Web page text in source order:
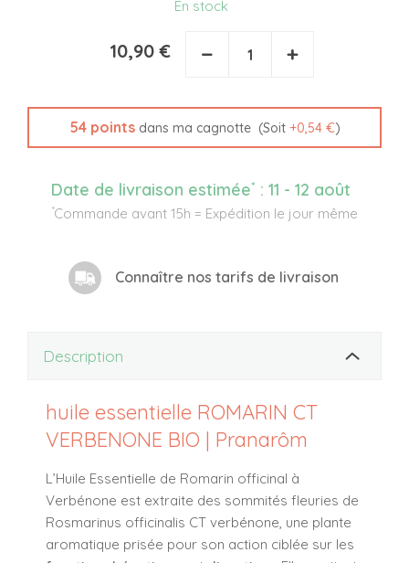
En stock
10,90 € − +
54pointsdans ma cagnotte (Soit +0,54 €)
Date de livraison estimée* : 11 - 12 août
*Commande avant 15h = Expédition le jour même
Connaître nos tarifs de livraison
Description
huile essentielle ROMARIN CT
VERBENONE BIO | Pranarôm
L’Huile Essentielle de Romarin officinal à
Verbénone est extraite des sommités fleuries de
Rosmarinus officinalis CT verbénone, une plante
aromatique prisée pour son action ciblée sur les